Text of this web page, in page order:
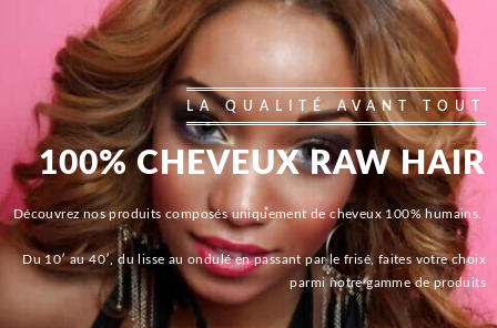
LA QUALITÉ AVANT TOUT
100% CHEVEUX RAW HAIR
Découvrez nos produits composés uniquement de cheveux 100% humains.
Du 10′ au 40′, du lisse au ondulé en passant par le frisé, faites votre choix
parmi notre gamme de produits